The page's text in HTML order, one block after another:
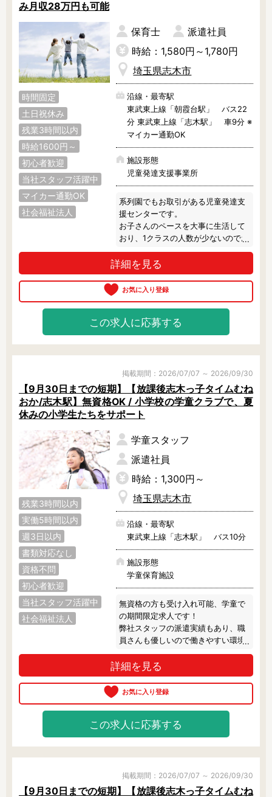
み月収28万円も可能
時間固定
土日祝休み
残業3時間以内
時給1600円～
初心者歓迎
当社スタッフ活躍中
マイカー通勤OK
社会福祉法人
保育士
派遣社員
時給：1,580円～1,780円
埼玉県志木市
沿線・最寄駅
東武東上線「朝霞台駅」 バス22
分 東武東上線「志木駅」 車9分 ※
マイカー通勤OK
施設形態
児童発達支援事業所
系列園でもお取引がある児童発達支
援センターです。
お子さんのペースを大事に生活して
おり、1クラスの人数が少ないのでお
子さんとより深く関わりたい方にぴ
ったり。
勤務時間によっては朝霞台駅までの
無料送迎バスがあるのでそちらの利
職員さんも優しいので、勤務しやす
い環境です♪
勤務条件等柔軟に相談が可能なの
で、お気軽にご相談下さい♪
詳細を見る
この求人に応募する
掲載期間：2026/07/07 ～ 2026/09/30
【9月30日までの短期】【放課後志木っ子タイムむね
おか/志木駅】無資格OK / 小学校の学童クラブで、夏
休みの小学生たちをサポート
残業3時間以内
実働5時間以内
週3日以内
書類対応なし
資格不問
初心者歓迎
当社スタッフ活躍中
社会福祉法人
学童スタッフ
派遣社員
時給：1,300円～
埼玉県志木市
沿線・最寄駅
東武東上線「志木駅」 バス10分
施設形態
学童保育施設
無資格の方も受け入れ可能、学童で
の期間限定求人です！
弊社スタッフの派遣実績もあり、職
員さんも優しいので働きやすい環境
です♪
目の前にバス停があるので、通勤も
便利！
勤務期間や勤務条件など柔軟に相談
い！
詳細を見る
この求人に応募する
掲載期間：2026/07/07 ～ 2026/09/30
【9月30日までの短期】【放課後志木っ子タイムむね